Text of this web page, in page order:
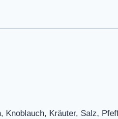
Knoblauch, Kräuter, Salz,